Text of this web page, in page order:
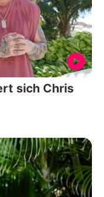
sich Chris